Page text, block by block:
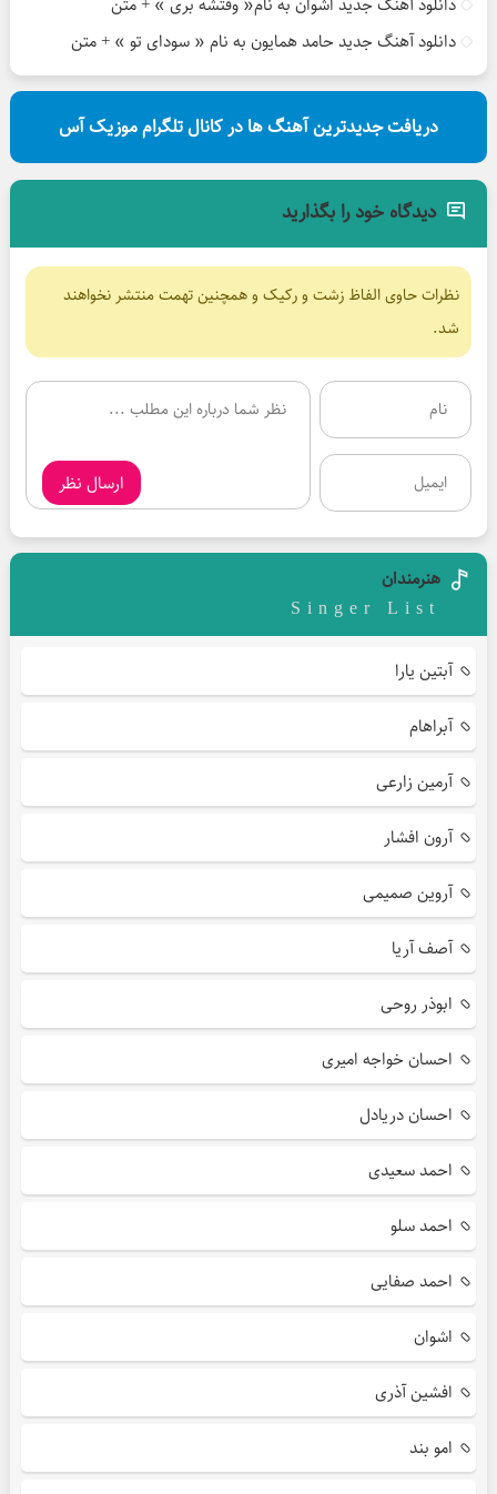
دانلود آهنگ جدید حامد همایون به نام « سودای تو » + متن
دریافت جدیدترین آهنگ ها در کانال تلگرام موزیک آس
دیدگاه خود را بگذارید
نظرات حاوی الفاظ زشت و رکیک و همچنین تهمت منتشر نخواهند
شد.
ارسال نظر
هنرمندان
Singer List
آبتین یارا
آبراهام
آرمین زارعی
آرون افشار
آروین صمیمی
آصف آریا
ابوذر روحی
احسان خواجه امیری
احسان دریادل
احمد سعیدی
احمد سلو
احمد صفایی
اشوان
افشین آذری
امو بند